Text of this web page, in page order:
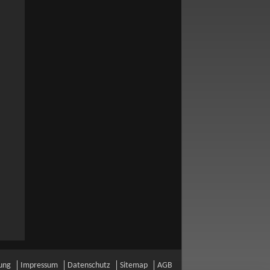
AGB
Sitemap
Datenschutz
Impressum